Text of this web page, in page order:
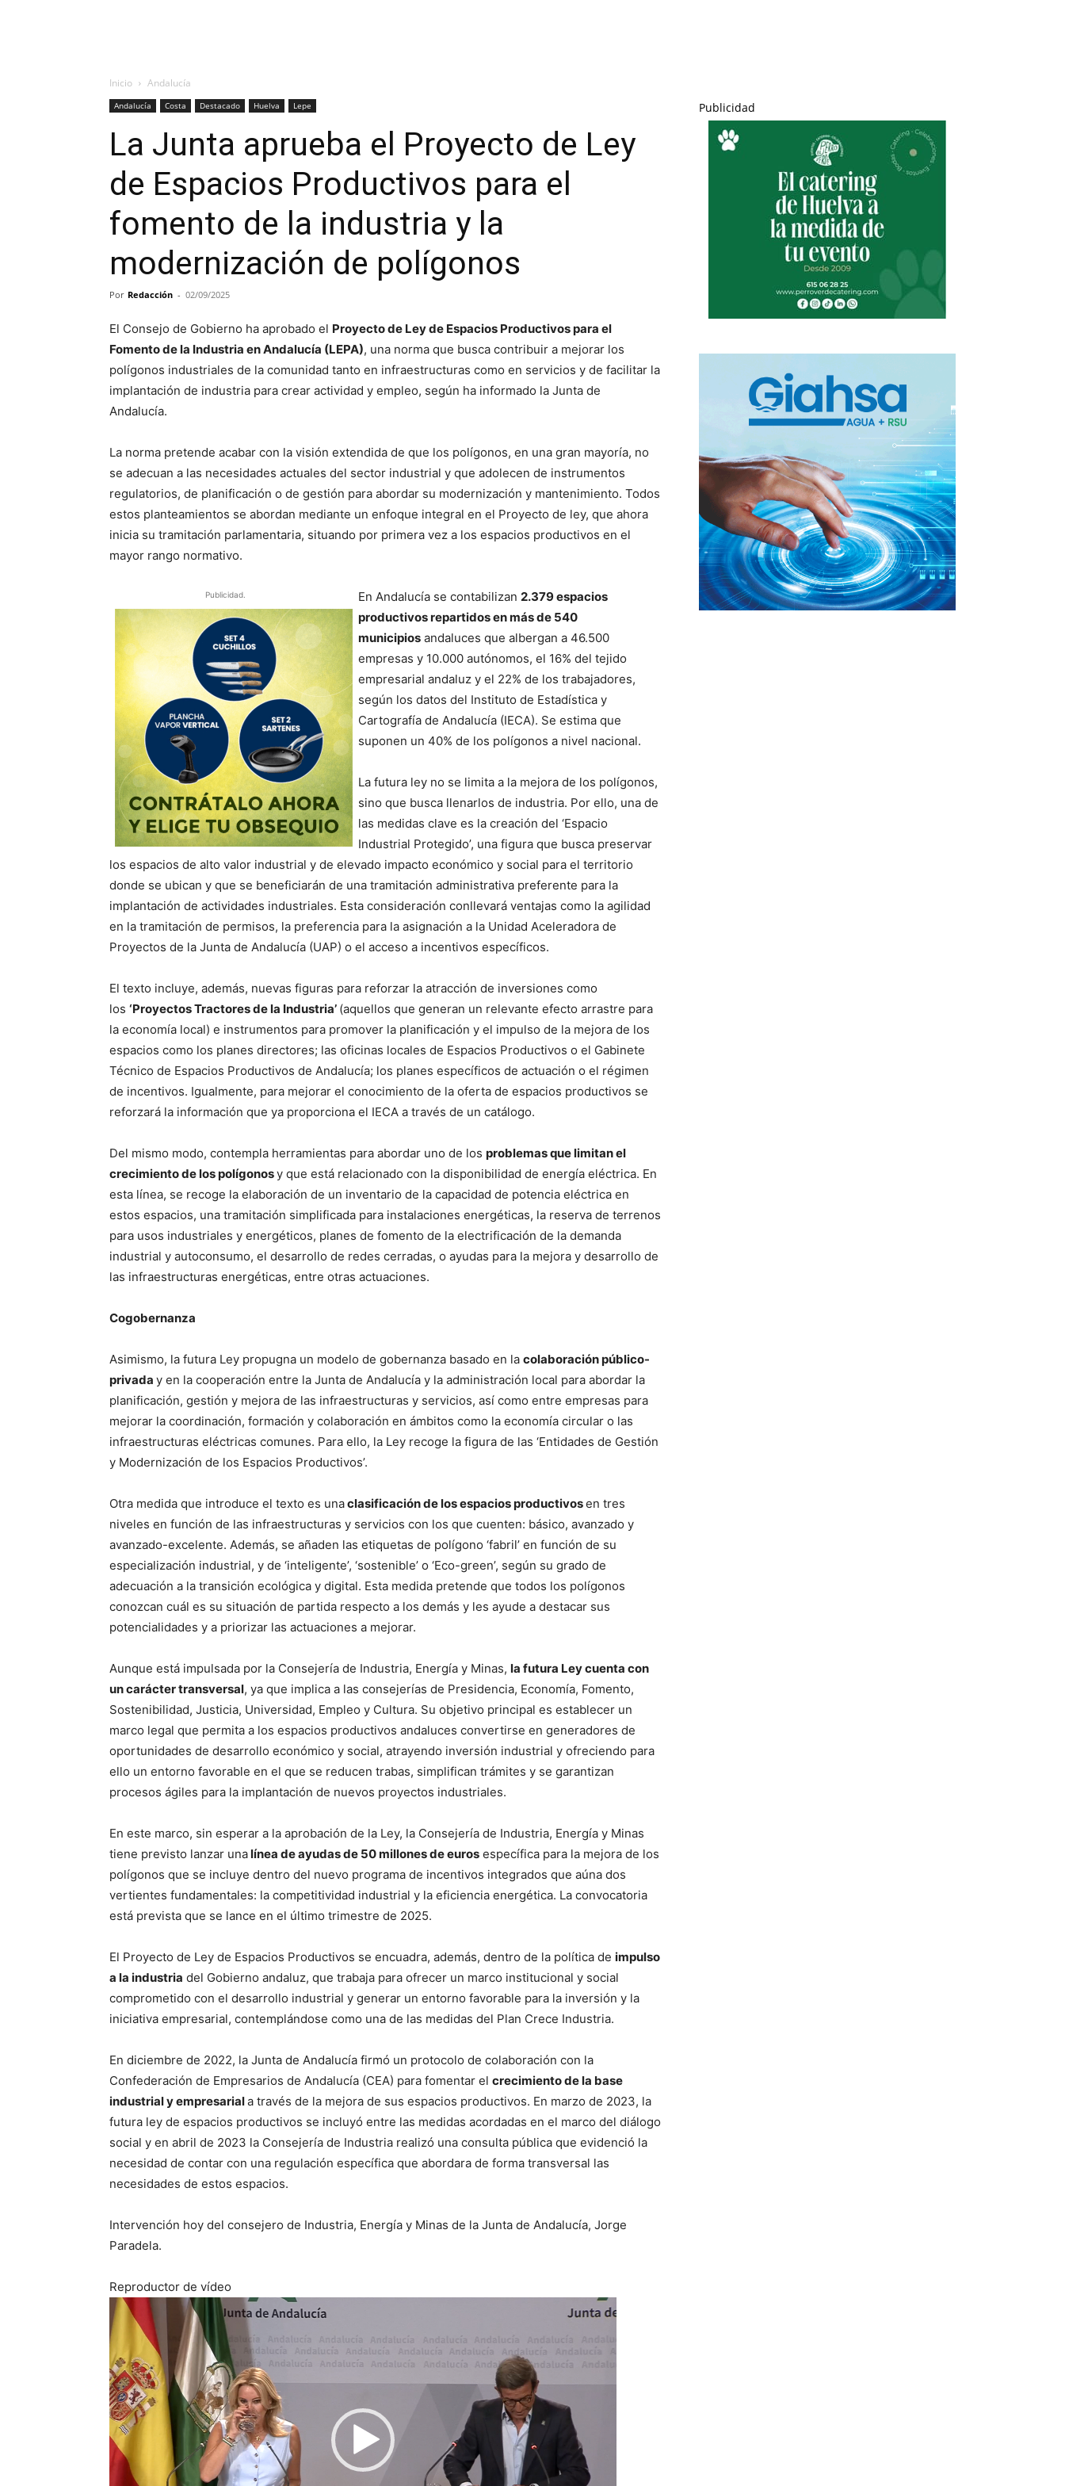
Inicio Andalucía
Andalucía Costa Destacado Huelva Lepe
La Junta aprueba el Proyecto de Ley
de Espacios Productivos para el
fomento de la industria y la
modernización de polígonos
Por Redacción - 02/09/2025
El Consejo de Gobierno ha aprobado el Proyecto de Ley de Espacios Productivos para el
Fomento de la Industria en Andalucía (LEPA), una norma que busca contribuir a mejorar los
polígonos industriales de la comunidad tanto en infraestructuras como en servicios y de facilitar la
implantación de industria para crear actividad y empleo, según ha informado la Junta de
Andalucía.
La norma pretende acabar con la visión extendida de que los polígonos, en una gran mayoría, no
se adecuan a las necesidades actuales del sector industrial y que adolecen de instrumentos
regulatorios, de planificación o de gestión para abordar su modernización y mantenimiento. Todos
estos planteamientos se abordan mediante un enfoque integral en el Proyecto de ley, que ahora
inicia su tramitación parlamentaria, situando por primera vez a los espacios productivos en el
mayor rango normativo.
Publicidad. En Andalucía se contabilizan 2.379 espacios
productivos repartidos en más de 540
municipios andaluces que albergan a 46.500
empresas y 10.000 autónomos, el 16% del tejido
empresarial andaluz y el 22% de los trabajadores,
según los datos del Instituto de Estadística y
Cartografía de Andalucía (IECA). Se estima que
suponen un 40% de los polígonos a nivel nacional.
La futura ley no se limita a la mejora de los polígonos,
sino que busca llenarlos de industria. Por ello, una de
las medidas clave es la creación del ‘Espacio
Industrial Protegido’, una figura que busca preservar
los espacios de alto valor industrial y de elevado impacto económico y social para el territorio
donde se ubican y que se beneficiarán de una tramitación administrativa preferente para la
implantación de actividades industriales. Esta consideración conllevará ventajas como la agilidad
en la tramitación de permisos, la preferencia para la asignación a la Unidad Aceleradora de
Proyectos de la Junta de Andalucía (UAP) o el acceso a incentivos específicos.
El texto incluye, además, nuevas figuras para reforzar la atracción de inversiones como
los ‘Proyectos Tractores de la Industria’ (aquellos que generan un relevante efecto arrastre para
la economía local) e instrumentos para promover la planificación y el impulso de la mejora de los
espacios como los planes directores; las oficinas locales de Espacios Productivos o el Gabinete
Técnico de Espacios Productivos de Andalucía; los planes específicos de actuación o el régimen
de incentivos. Igualmente, para mejorar el conocimiento de la oferta de espacios productivos se
reforzará la información que ya proporciona el IECA a través de un catálogo.
Del mismo modo, contempla herramientas para abordar uno de los problemas que limitan el
crecimiento de los polígonosy que está relacionado con la disponibilidad de energía eléctrica. En
esta línea, se recoge la elaboración de un inventario de la capacidad de potencia eléctrica en
estos espacios, una tramitación simplificada para instalaciones energéticas, la reserva de terrenos
para usos industriales y energéticos, planes de fomento de la electrificación de la demanda
industrial y autoconsumo, el desarrollo de redes cerradas, o ayudas para la mejora y desarrollo de
las infraestructuras energéticas, entre otras actuaciones.
Cogobernanza
Asimismo, la futura Ley propugna un modelo de gobernanza basado en la colaboración público-
privada y en la cooperación entre la Junta de Andalucía y la administración local para abordar la
planificación, gestión y mejora de las infraestructuras y servicios, así como entre empresas para
mejorar la coordinación, formación y colaboración en ámbitos como la economía circular o las
infraestructuras eléctricas comunes. Para ello, la Ley recoge la figura de las ‘Entidades de Gestión
y Modernización de los Espacios Productivos’.
Otra medida que introduce el texto es unaclasificación de los espacios productivosen tres
niveles en función de las infraestructuras y servicios con los que cuenten: básico, avanzado y
avanzado-excelente. Además, se añaden las etiquetas de polígono ‘fabril’ en función de su
especialización industrial, y de ‘inteligente’, ‘sostenible’ o ‘Eco-green’, según su grado de
adecuación a la transición ecológica y digital. Esta medida pretende que todos los polígonos
conozcan cuál es su situación de partida respecto a los demás y les ayude a destacar sus
potencialidades y a priorizar las actuaciones a mejorar.
Aunque está impulsada por la Consejería de Industria, Energía y Minas, la futura Ley cuenta con
un carácter transversal, ya que implica a las consejerías de Presidencia, Economía, Fomento,
Sostenibilidad, Justicia, Universidad, Empleo y Cultura. Su objetivo principal es establecer un
marco legal que permita a los espacios productivos andaluces convertirse en generadores de
oportunidades de desarrollo económico y social, atrayendo inversión industrial y ofreciendo para
ello un entorno favorable en el que se reducen trabas, simplifican trámites y se garantizan
procesos ágiles para la implantación de nuevos proyectos industriales.
En este marco, sin esperar a la aprobación de la Ley, la Consejería de Industria, Energía y Minas
tiene previsto lanzar unalínea de ayudas de 50 millones de euros específica para la mejora de los
polígonos que se incluye dentro del nuevo programa de incentivos integrados que aúna dos
vertientes fundamentales: la competitividad industrial y la eficiencia energética. La convocatoria
está prevista que se lance en el último trimestre de 2025.
El Proyecto de Ley de Espacios Productivos se encuadra, además, dentro de la política de impulso
a la industria del Gobierno andaluz, que trabaja para ofrecer un marco institucional y social
comprometido con el desarrollo industrial y generar un entorno favorable para la inversión y la
iniciativa empresarial, contemplándose como una de las medidas del Plan Crece Industria.
En diciembre de 2022, la Junta de Andalucía firmó un protocolo de colaboración con la
Confederación de Empresarios de Andalucía (CEA) para fomentar el crecimiento de la base
industrial y empresariala través de la mejora de sus espacios productivos. En marzo de 2023, la
futura ley de espacios productivos se incluyó entre las medidas acordadas en el marco del diálogo
social y en abril de 2023 la Consejería de Industria realizó una consulta pública que evidenció la
necesidad de contar con una regulación específica que abordara de forma transversal las
necesidades de estos espacios.
Intervención hoy del consejero de Industria, Energía y Minas de la Junta de Andalucía, Jorge
Paradela.
Reproductor de vídeo
Publicidad